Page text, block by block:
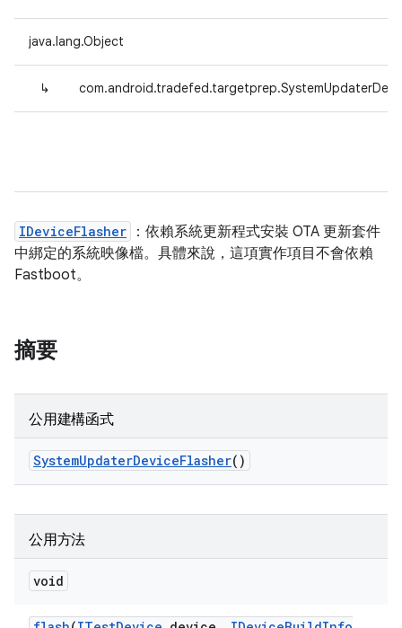
java.lang.Object
↳
IDeviceFlasher
：依賴系統更新程式安裝 OTA 更新套件
中綁定的系統映像檔。具體來說，這項實作項目不會依賴
Fastboot。
摘要
公用建構函式
SystemUpdaterDeviceFlasher()
公用方法
void